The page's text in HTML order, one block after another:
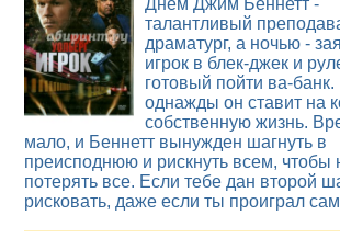
талантливый
драматург, а ночью -
игрок в блек-джек и
готовый пойти ва-банк.
однажды он ставит на
собственную жизнь.
мало, и Беннетт вынужден шагнуть в
преисподнюю и рискнуть всем, чтобы
потерять все. Если тебе дан второй
рисковать, даже если ты проиграл